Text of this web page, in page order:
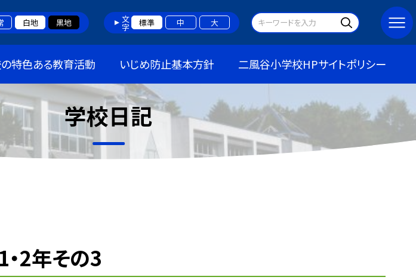
白地 黒地 文字 標準 中 大
特色ある教育活動 いじめ防止基本方針 二風谷小学校HPサイトポリシー
学校日記
2年その3